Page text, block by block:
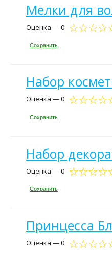
Мелки для
Оценка — 0
Сохранить
Набор
Оценка — 0
Сохранить
Набор
Оценка — 0
Сохранить
Принцесса
Оценка — 0